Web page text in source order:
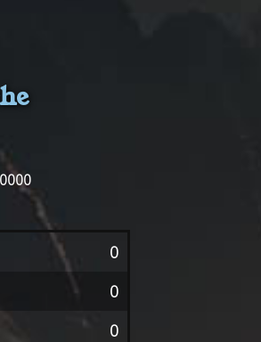
0
0
0